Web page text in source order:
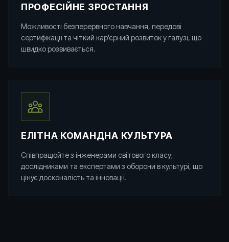
ПРОФЕСІЙНЕ ЗРОСТАННЯ
Можливості безперервного навчання, передові
сертифікації та чіткий кар'єрний розвиток у галузі, що
швидко розвивається.
ЕЛІТНА КОМАНДНА КУЛЬТУРА
Співпрацюйте з інженерами світового класу,
дослідниками та експертами з оборони в культурі, що
цінує досконалість та інновації.